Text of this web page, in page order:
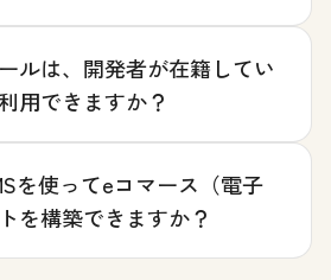
ルは、開発者が在籍してい
用できますか？
を使ってeコマース（電子
を構築できますか？